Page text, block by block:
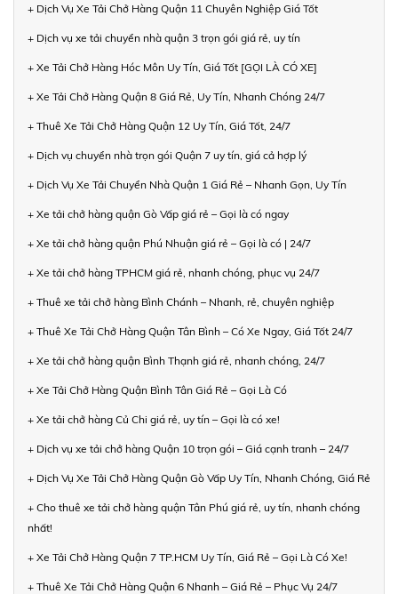
+ Dịch Vụ Xe Tải Chở Hàng Quận 11 Chuyên Nghiệp Giá Tốt
+ Dịch vụ xe tải chuyển nhà quận 3 trọn gói giá rẻ, uy tín
+ Xe Tải Chở Hàng Hóc Môn Uy Tín, Giá Tốt [GỌI LÀ CÓ XE]
+ Xe Tải Chở Hàng Quận 8 Giá Rẻ, Uy Tín, Nhanh Chóng 24/7
+ Thuê Xe Tải Chở Hàng Quận 12 Uy Tín, Giá Tốt, 24/7
+ Dịch vụ chuyển nhà trọn gói Quận 7 uy tín, giá cả hợp lý
+ Dịch Vụ Xe Tải Chuyển Nhà Quận 1 Giá Rẻ – Nhanh Gọn, Uy Tín
+ Xe tải chở hàng quận Gò Vấp giá rẻ – Gọi là có ngay
+ Xe tải chở hàng quận Phú Nhuận giá rẻ – Gọi là có | 24/7
+ Xe tải chở hàng TPHCM giá rẻ, nhanh chóng, phục vụ 24/7
+ Thuê xe tải chở hàng Bình Chánh – Nhanh, rẻ, chuyên nghiệp
+ Thuê Xe Tải Chở Hàng Quận Tân Bình – Có Xe Ngay, Giá Tốt 24/7
+ Xe tải chở hàng quận Bình Thạnh giá rẻ, nhanh chóng, 24/7
+ Xe Tải Chở Hàng Quận Bình Tân Giá Rẻ – Gọi Là Có
+ Xe tải chở hàng Củ Chi giá rẻ, uy tín – Gọi là có xe!
+ Dịch vụ xe tải chở hàng Quận 10 trọn gói – Giá cạnh tranh – 24/7
+ Dịch Vụ Xe Tải Chở Hàng Quận Gò Vấp Uy Tín, Nhanh Chóng, Giá Rẻ
+ Cho thuê xe tải chở hàng quận Tân Phú giá rẻ, uy tín, nhanh chóng
nhất!
+ Xe Tải Chở Hàng Quận 7 TP.HCM Uy Tín, Giá Rẻ – Gọi Là Có Xe!
+ Thuê Xe Tải Chở Hàng Quận 6 Nhanh – Giá Rẻ – Phục Vụ 24/7